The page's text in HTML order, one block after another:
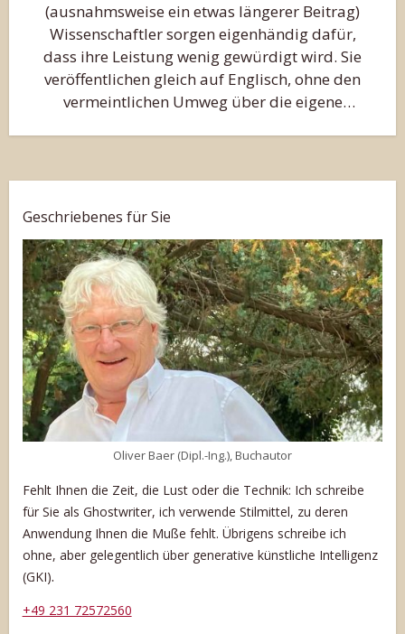
(ausnahmsweise ein etwas längerer Beitrag)
Wissenschaftler sorgen eigenhändig dafür,
dass ihre Leistung wenig gewürdigt wird. Sie
veröffentlichen gleich auf Englisch, ohne den
vermeintlichen Umweg über die eigene
Geschriebenes für Sie
Oliver Baer (Dipl.-Ing.), Buchautor
Fehlt Ihnen die Zeit, die Lust oder die Technik: Ich schreibe
für Sie als Ghostwriter, ich verwende Stilmittel, zu deren
Anwendung Ihnen die Muße fehlt. Übrigens schreibe ich
ohne, aber gelegentlich über generative künstliche Intelligenz
(GKI).
+49 231 72572560